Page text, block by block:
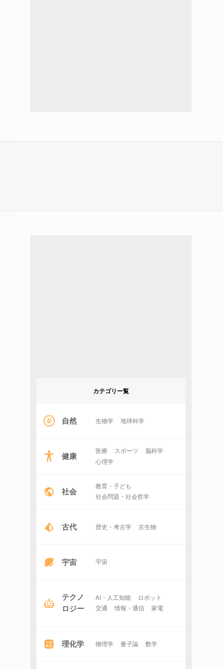
カテゴリー覧
自然 生物学 地球科学
健康 医療 スポーツ
脳科学
心理学
社会
教育・子ども
社会問題・社会哲学
古代 歴史・考古学 古生物
宇宙 宇宙
テクノ
ロジー
AI・人工知能
ロボット
交通
情報・通信 家電
理化学 物理学 量子論 数学